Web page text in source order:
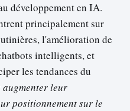
développement en IA.
principalement sur
l'amélioration de
intelligents, et
les tendances du
augmenter leur
positionnement sur le